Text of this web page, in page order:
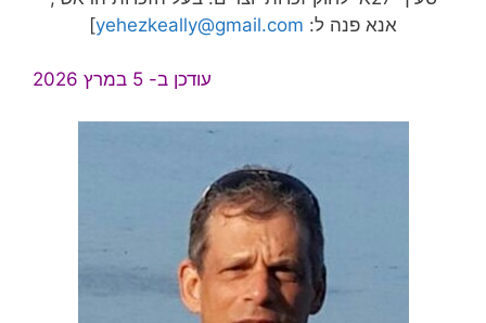
אנא פנה ל: yehezkeally@gmail.com
]
עודכן ב- 5 במרץ 2026